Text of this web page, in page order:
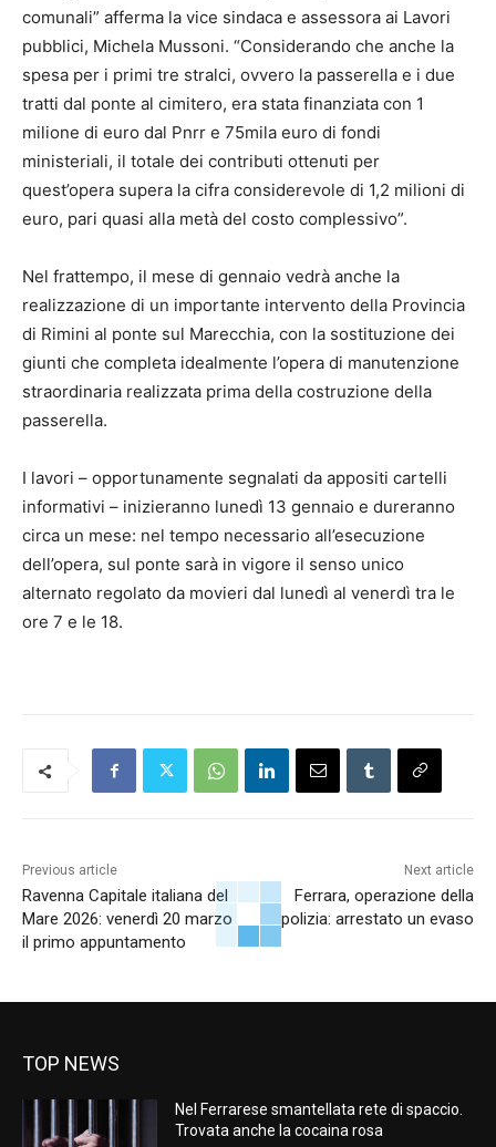
comunali” afferma la vice sindaca e assessora ai Lavori
pubblici, Michela Mussoni. “Considerando che anche la
spesa per i primi tre stralci, ovvero la passerella e i due
tratti dal ponte al cimitero, era stata finanziata con 1
milione di euro dal Pnrr e 75mila euro di fondi
ministeriali, il totale dei contributi ottenuti per
quest’opera supera la cifra considerevole di 1,2 milioni di
euro, pari quasi alla metà del costo complessivo”.
Nel frattempo, il mese di gennaio vedrà anche la
realizzazione di un importante intervento della Provincia
di Rimini al ponte sul Marecchia, con la sostituzione dei
giunti che completa idealmente l’opera di manutenzione
straordinaria realizzata prima della costruzione della
passerella.
I lavori – opportunamente segnalati da appositi cartelli
informativi – inizieranno lunedì 13 gennaio e dureranno
circa un mese: nel tempo necessario all’esecuzione
dell’opera, sul ponte sarà in vigore il senso unico
alternato regolato da movieri dal lunedì al venerdì tra le
ore 7 e le 18.
Previous article
Ravenna Capitale italiana del
Mare 2026: venerdì 20 marzo
il primo appuntamento
Next article
Ferrara, operazione della
polizia: arrestato un evaso
TOP NEWS
Nel Ferrarese smantellata rete di spaccio.
Trovata anche la cocaina rosa